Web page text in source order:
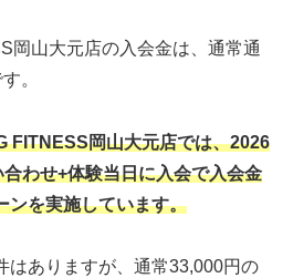
岡山大元店の入会金は、通常通
。
FITNESS岡山大元店では、2026
わせ+体験当日に入会で入会金
ンを実施しています。
はありますが、通常33,000円の